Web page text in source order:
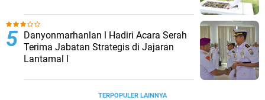
Danyonmarhanlan l Hadiri Acara Serah
Terima Jabatan Strategis di Jajaran
Lantamal l
TERPOPULER LAINNYA